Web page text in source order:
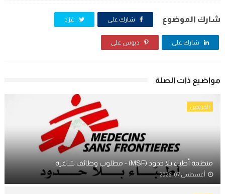
شارك الموضوع شارك على غرّد
شارك على دبوس على
مواضيع ذات الصلة
الخريجين
منظمة أطباء بلا حدود (MSF) - مطلوب وظائف شاغرة
أغسطس 07, 2026